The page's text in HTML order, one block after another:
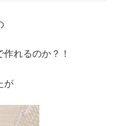
れるのか？！
が